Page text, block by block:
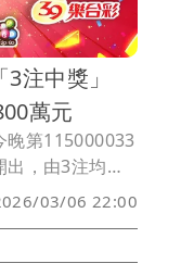
3注中獎」
萬元
晚第115000033
出，由3注均
03/06 22:00